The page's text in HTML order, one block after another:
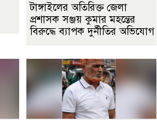
টাঙ্গাইলের অতিরিক্ত জেলা
প্রশাসক সঞ্জয় কুমার মহন্তের
বিরুদ্ধে ব্যাপক দুর্নীতির অভিযোগ